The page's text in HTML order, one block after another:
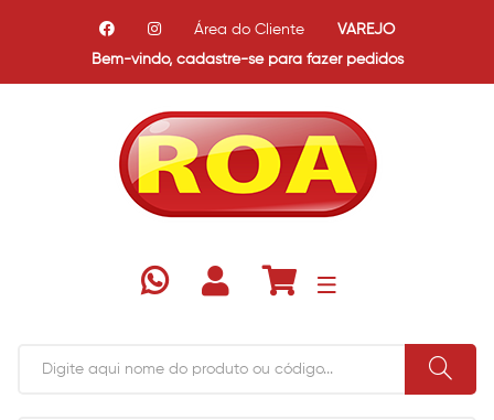
Bem-vindo, cadastre-se para fazer pedidos
Área do Cliente VAREJO